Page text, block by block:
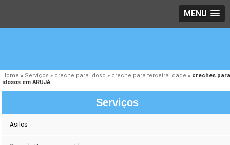
MENU
Home » Serviços» creche para idoso» creche para terceira idade» creches
idosos em ARUJÁ
Serviços
Asilos